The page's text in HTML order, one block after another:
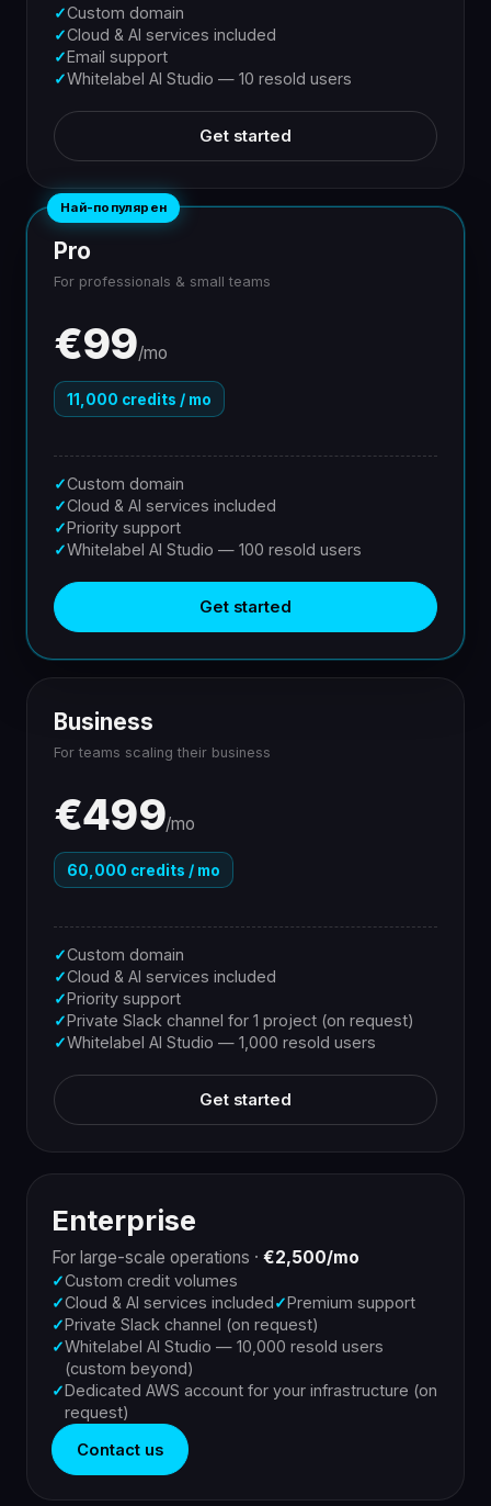
✓Custom domain
✓Cloud & AI services included
✓Email support
✓Whitelabel AI Studio — 10 resold users
Get started
Най-популярен
Pro
For professionals & small teams
€99/mo
11,000 credits / mo
✓Custom domain
✓Cloud & AI services included
✓Priority support
✓Whitelabel AI Studio — 100 resold users
Get started
Business
For teams scaling their business
€499/mo
60,000 credits / mo
✓Custom domain
✓Cloud & AI services included
✓Priority support
✓Private Slack channel for 1 project (on request)
✓Whitelabel AI Studio — 1,000 resold users
Get started
Enterprise
For large-scale operations ·€2,500/mo
✓Custom credit volumes
✓Cloud & AI services included ✓ Premium support
✓ Private Slack channel (on request)
✓Whitelabel AI Studio — 10,000 resold users
(custom beyond)
✓ Dedicated AWS account for your infrastructure (on
request)
Contact us